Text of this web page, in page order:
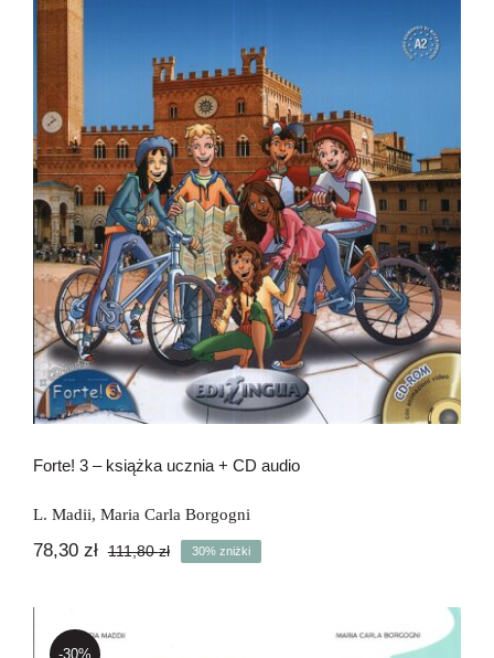
Forte! 3 – książka ucznia + CD audio
Forte! 3 – książka ucznia + CD audio
L. Madii, Maria Carla Borgogni
111,80złPierwotna
78,30 zł
Aktualna
30% zniżki
-30%